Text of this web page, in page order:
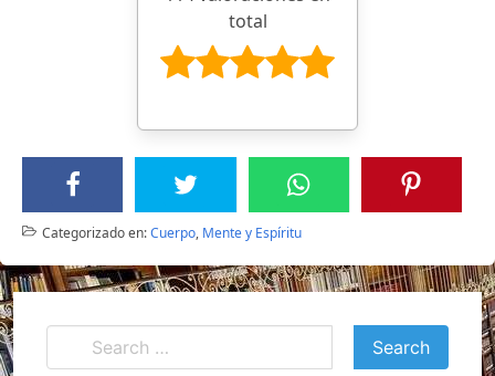
total
Categorizado en:Cuerpo, Mente y Espíritu